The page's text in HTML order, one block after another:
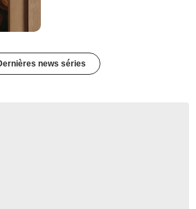
news séries